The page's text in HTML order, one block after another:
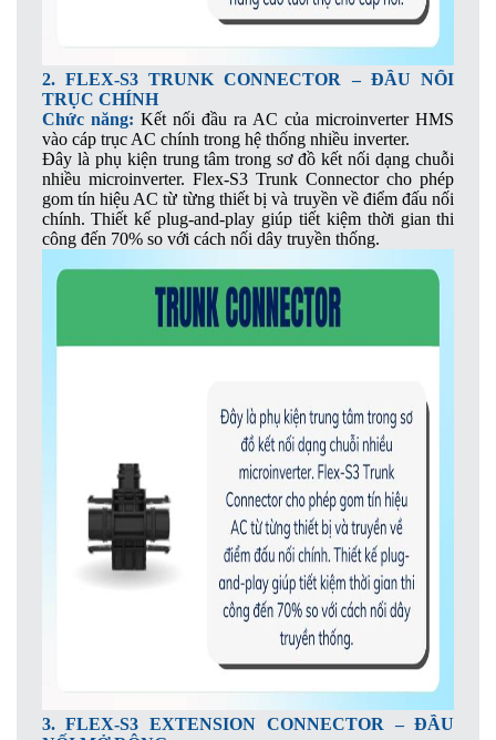
2. FLEX-S3 TRUNK CONNECTOR – ĐẦU NỐI
TRỤC CHÍNH
Chức năng: Kết nối đầu ra AC của microinverter HMS
vào cáp trục AC chính trong hệ thống nhiều inverter.
Đây là phụ kiện trung tâm trong sơ đồ kết nối dạng chuỗi
nhiều microinverter. Flex-S3 Trunk Connector cho phép
gom tín hiệu AC từ từng thiết bị và truyền về điểm đấu nối
chính. Thiết kế plug-and-play giúp tiết kiệm thời gian thi
công đến 70% so với cách nối dây truyền thống.
3. FLEX-S3 EXTENSION CONNECTOR – ĐẦU